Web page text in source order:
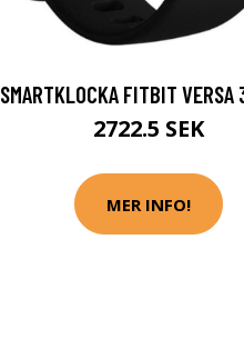
SMARTKLOCKA FITBIT VERSA
2722.5 SEK
MER INFO!